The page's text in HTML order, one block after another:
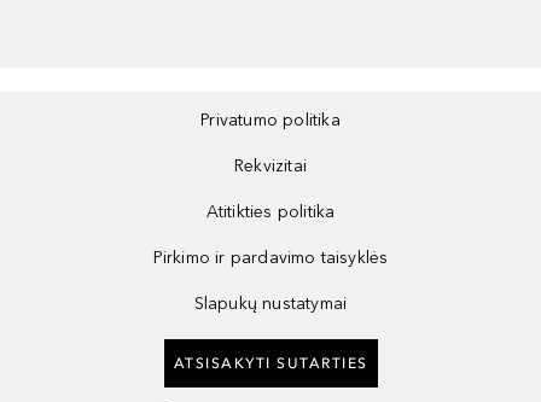
Privatumo politika
Rekvizitai
Atitikties politika
Pirkimo ir pardavimo taisyklės
Slapukų nustatymai
ATSISAKYTI SUTARTIES